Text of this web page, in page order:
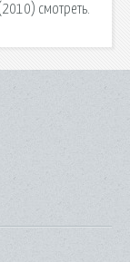
смотреть.